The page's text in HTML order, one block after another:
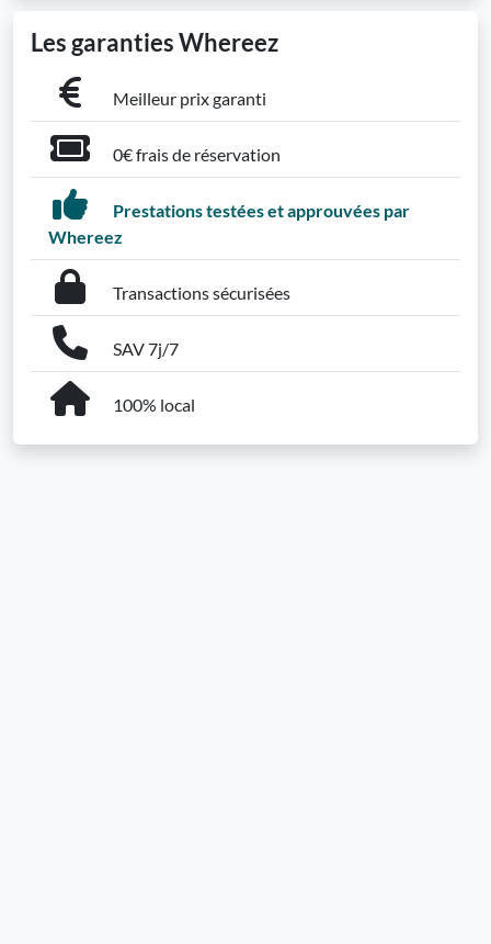
Les garanties Whereez
Meilleur prix garanti
0€ frais de réservation
Prestations testées et approuvées par
Whereez
Transactions sécurisées
SAV 7j/7
100% local